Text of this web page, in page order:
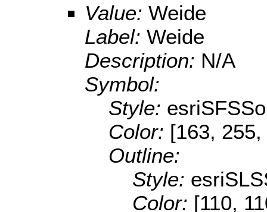
Value: Weide
Label: Weide
Description: N/A
Symbol:
Style:
Color: [163,
Outline:
Style:
Color: [110,